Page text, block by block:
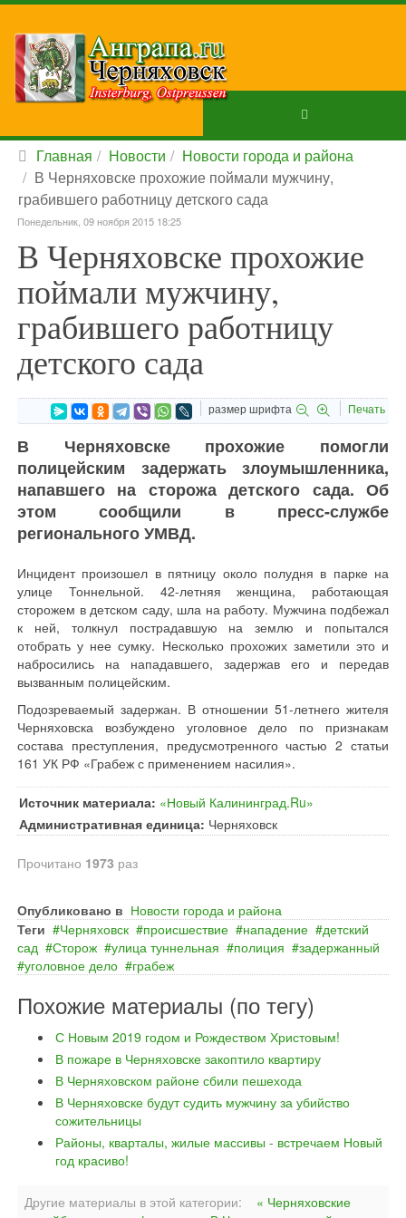
Главная Новости
Новости города и района
В Черняховске прохожие поймали мужчину,
грабившего работницу детского сада
Понедельник, 09 ноября 2015 18:25
В Черняховске прохожие
поймали мужчину,
грабившего работницу
детского сада
размер шрифта Печать
В Черняховске прохожие помогли
полицейским задержать злоумышленника,
напавшего на сторожа детского сада. Об
этом сообщили в пресс-службе
регионального УМВД.
Инцидент произошел в пятницу около полудня в парке на
улице Тоннельной. 42-летняя женщина, работающая
сторожем в детском саду, шла на работу. Мужчина подбежал
к ней, толкнул пострадавшую на землю и попытался
отобрать у нее сумку. Несколько прохожих заметили это и
набросились на нападавшего, задержав его и передав
вызванным полицейским.
Подозреваемый задержан. В отношении 51-летнего жителя
Черняховска возбуждено уголовное дело по признакам
состава преступления, предусмотренного частью 2 статьи
161 УК РФ «Грабеж с применением насилия».
Источник материала: «Новый Калининград.Ru»
Административная единица: Черняховск
Прочитано 1973 раз
Опубликовано в Новости города и района
Теги
Черняховск происшествие нападение
детский
сад
Сторож улица туннельная полиция
задержанный
уголовное дело
грабеж
Похожие материалы (по тегу)
С Новым 2019 годом и Рождеством Христовым!
В пожаре в Черняховске закоптило квартиру
В Черняховском районе сбили пешехода
В Черняховске будут судить мужчину за убийство
сожительницы
Районы, кварталы, жилые массивы - встречаем Новый
год красиво!
Другие материалы в этой категории:
« Черняховские